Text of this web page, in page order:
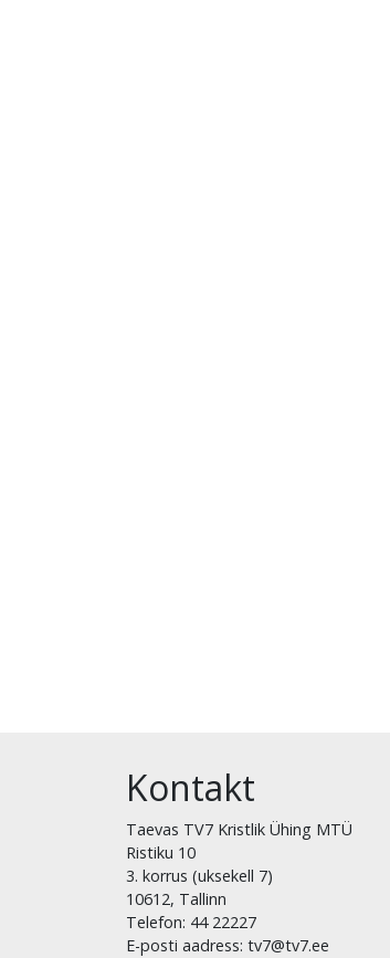
Kontakt
Taevas TV7 Kristlik Ühing MTÜ
Ristiku 10
3. korrus (uksekell 7)
10612, Tallinn
Telefon: 44 22227
E-posti aadress: tv7@tv7.ee